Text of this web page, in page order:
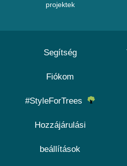
projektek
Segítség
Fiókom
#StyleForTrees
Hozzájárulási
beállítások